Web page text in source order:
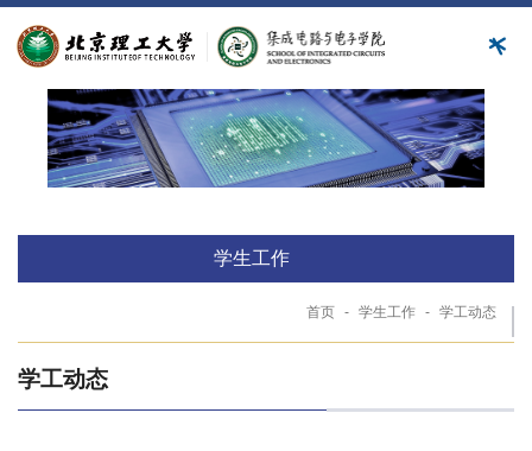
学生工作
首页 - 学生工作 - 学工动态
学工动态